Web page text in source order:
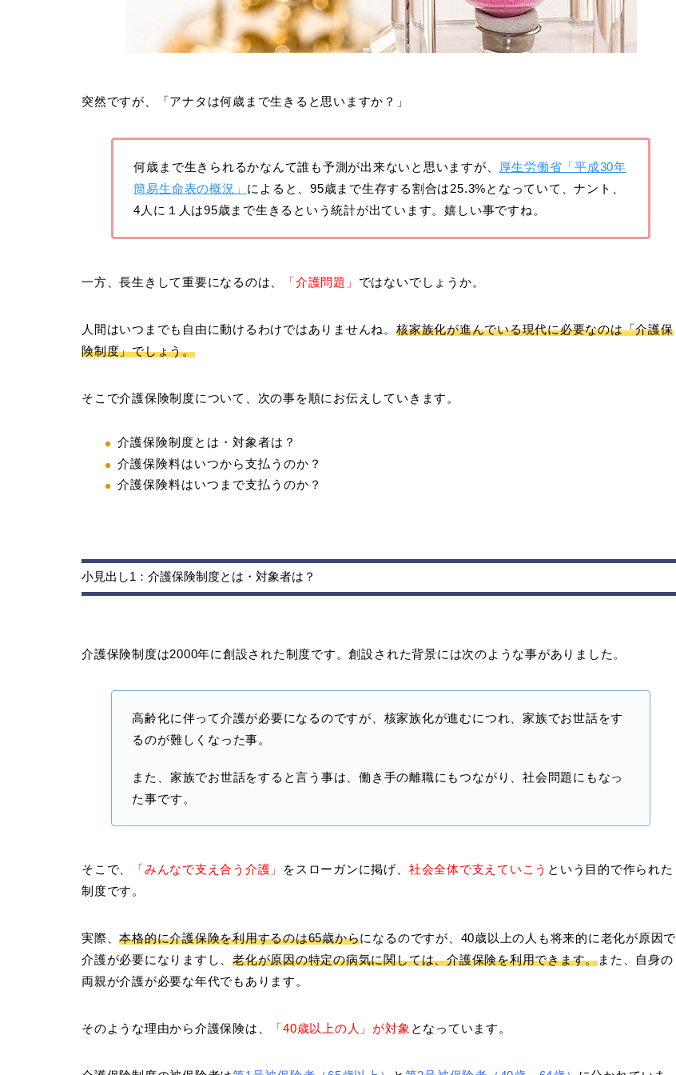
突然ですが、「アナタは何歳まで生きると思いますか？」
何歳まで生きられるかなんて誰も予測が出来ないと思いますが、
厚生労働省「平成30年
簡易生命表の概況」 によると、95歳まで生存する割合は25.3%となっていて、ナント、
4人に１人は95歳まで生きるという統計が出ています。嬉しい事ですね。
一方、長生きして重要になるのは、 「介護問題」 ではないでしょうか。
人間はいつまでも自由に動けるわけではありませんね。 核家族化が進んでいる現代に必要なのは「介護保
険制度」でしょう。
そこで介護保険制度について、次の事を順にお伝えしていきます。
介護保険制度とは・対象者は？
介護保険料はいつから支払うのか？
介護保険料はいつまで支払うのか？
小見出し1：介護保険制度とは・対象者は？
介護保険制度は2000年に創設された制度です。創設された背景には次のような事がありました。
高齢化に伴って介護が必要になるのですが、核家族化が進むにつれ、家族でお世話をす
るのが難しくなった事。
また、家族でお世話をすると言う事は、働き手の離職にもつながり、社会問題にもなっ
た事です。
そこで、 「みんなで支え合う介護」 をスローガンに掲げ、 社会全体で支えていこう という目的で作られた
制度です。
実際、本格的に介護保険を利用するのは65歳からになるのですが、40歳以上の人も将来的に老化が原因で
介護が必要になりますし、老化が原因の特定の病気に関しては、介護保険を利用できます。また、自身の
両親が介護が必要な年代でもあります。
そのような理由から介護保険は、 「40歳以上の人」が対象 となっています。